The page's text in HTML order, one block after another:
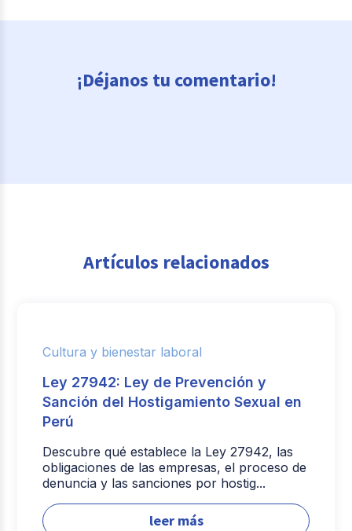
¡Déjanos tu comentario!
Artículos relacionados
Cultura y bienestar laboral
Ley 27942: Ley de Prevención y
Sanción del Hostigamiento Sexual en
Perú
Descubre qué establece la Ley 27942, las
obligaciones de las empresas, el proceso de
denuncia y las sanciones por hostig...
leer más